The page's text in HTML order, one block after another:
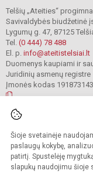
Šioje svetainėje
paslaugų kokybę,
patirtį. Spustelėję
slapukų naudojimu šioje
Telšių „Ateities“
Savivaldybės biudžetinė
Lygumų g. 47, 87125
Tel. (0 444) 78 488
El. p. info@ateitistelsiai.lt
Duomenys kaupiami ir
Juridinių asmenų registre
Įmonės kodas 191873143
Kopijuoti turinį be